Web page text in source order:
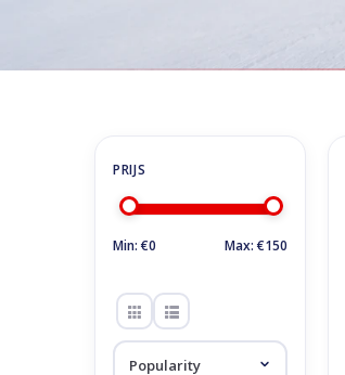
Soles
Min: €0 Max: €150